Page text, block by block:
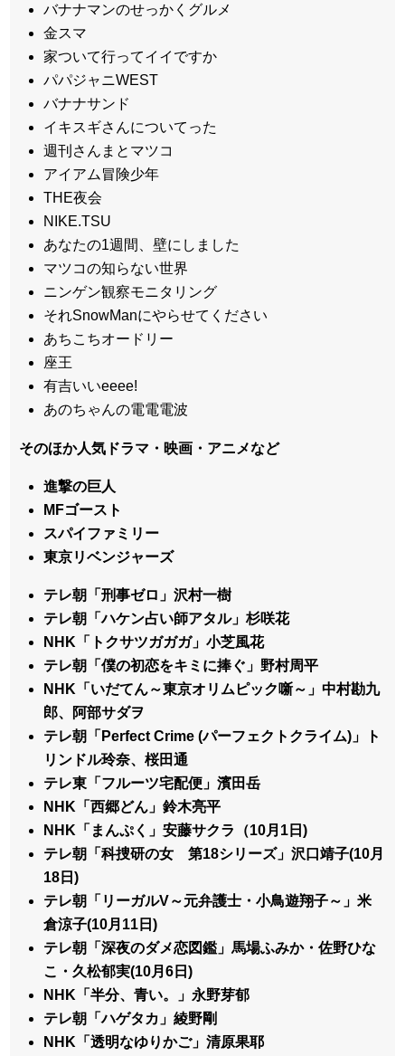
バナナマンのせっかくグルメ
金スマ
家ついて行ってイイですか
パパジャニWEST
バナナサンド
イキスギさんについてった
週刊さんまとマツコ
アイアム冒険少年
THE夜会
NIKE.TSU
あなたの1週間、壁にしました
マツコの知らない世界
ニンゲン観察モニタリング
それSnowManにやらせてください
あちこちオードリー
座王
有吉いいeeee!
あのちゃんの電電電波
そのほか人気ドラマ・映画・アニメなど
進撃の巨人
MFゴースト
スパイファミリー
東京リベンジャーズ
テレ朝「刑事ゼロ」沢村一樹
テレ朝「ハケン占い師アタル」杉咲花
NHK「トクサツガガガ」小芝風花
テレ朝「僕の初恋をキミに捧ぐ」野村周平
NHK「いだてん～東京オリムピック噺～」中村勘九
郎、阿部サダヲ
テレ朝「Perfect Crime (パーフェクトクライム)」ト
リンドル玲奈、桜田通
テレ東「フルーツ宅配便」濱田岳
NHK「西郷どん」鈴木亮平
NHK「まんぷく」安藤サクラ（10月1日)
テレ朝「科捜研の女 第18シリーズ」沢口靖子(10月
18日)
テレ朝「リーガルV～元弁護士・小鳥遊翔子～」米
倉涼子(10月11日)
テレ朝「深夜のダメ恋図鑑」馬場ふみか・佐野ひな
こ・久松郁実(10月6日)
NHK「半分、青い。」永野芽郁
テレ朝「ハゲタカ」綾野剛
NHK「透明なゆりかご」清原果耶